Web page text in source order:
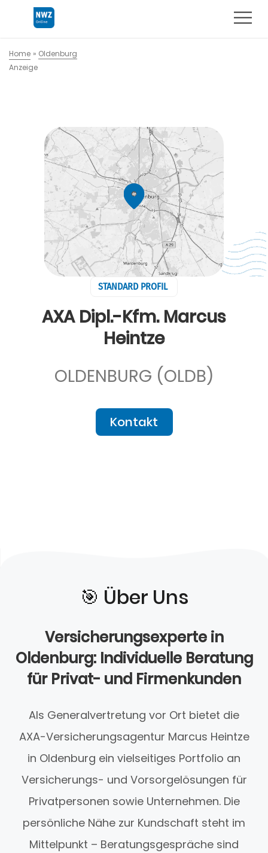
Home » Oldenburg
Anzeige
STANDARD PROFIL
AXA Dipl.-Kfm. Marcus
Heintze
OLDENBURG (OLDB)
Kontakt
🎯️ Über Uns
Versicherungsexperte in
Oldenburg: Individuelle Beratung
für Privat- und Firmenkunden
Als Generalvertretung vor Ort bietet die
AXA-Versicherungsagentur Marcus Heintze
in Oldenburg ein vielseitiges Portfolio an
Versicherungs- und Vorsorgelösungen für
Privatpersonen sowie Unternehmen. Die
persönliche Nähe zur Kundschaft steht im
Mittelpunkt – Beratungsgespräche sind